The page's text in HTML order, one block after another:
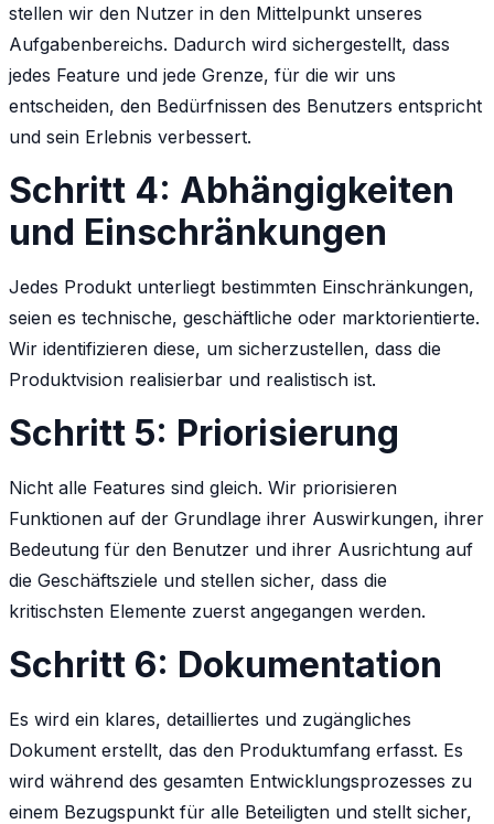
stellen wir den Nutzer in den Mittelpunkt unseres
Aufgabenbereichs. Dadurch wird sichergestellt, dass
jedes Feature und jede Grenze, für die wir uns
entscheiden, den Bedürfnissen des Benutzers entspricht
und sein Erlebnis verbessert.
Schritt 4: Abhängigkeiten
und Einschränkungen
Jedes Produkt unterliegt bestimmten Einschränkungen,
seien es technische, geschäftliche oder marktorientierte.
Wir identifizieren diese, um sicherzustellen, dass die
Produktvision realisierbar und realistisch ist.
Schritt 5: Priorisierung
Nicht alle Features sind gleich. Wir priorisieren
Funktionen auf der Grundlage ihrer Auswirkungen, ihrer
Bedeutung für den Benutzer und ihrer Ausrichtung auf
die Geschäftsziele und stellen sicher, dass die
kritischsten Elemente zuerst angegangen werden.
Schritt 6: Dokumentation
Es wird ein klares, detailliertes und zugängliches
Dokument erstellt, das den Produktumfang erfasst. Es
wird während des gesamten Entwicklungsprozesses zu
einem Bezugspunkt für alle Beteiligten und stellt sicher,